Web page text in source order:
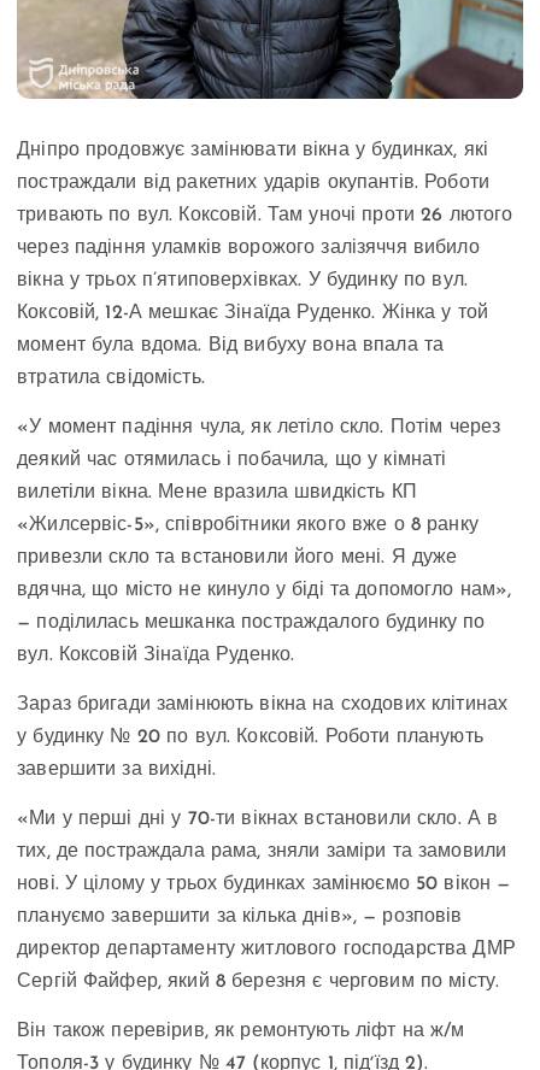
Дніпро продовжує замінювати вікна у будинках, які
постраждали від ракетних ударів окупантів. Роботи
тривають по вул. Коксовій. Там уночі проти 26 лютого
через падіння уламків ворожого залізяччя вибило
вікна у трьох п’ятиповерхівках. У будинку по вул.
Коксовій, 12-А мешкає Зінаїда Руденко. Жінка у той
момент була вдома. Від вибуху вона впала та
втратила свідомість.
«У момент падіння чула, як летіло скло. Потім через
деякий час отямилась і побачила, що у кімнаті
вилетіли вікна. Мене вразила швидкість КП
«Жилсервіс-5», співробітники якого вже о 8 ранку
привезли скло та встановили його мені. Я дуже
вдячна, що місто не кинуло у біді та допомогло нам»,
— поділилась мешканка постраждалого будинку по
вул. Коксовій Зінаїда Руденко.
Зараз бригади замінюють вікна на сходових клітинах
у будинку № 20 по вул. Коксовій. Роботи планують
завершити за вихідні.
«Ми у перші дні у 70-ти вікнах встановили скло. А в
тих, де постраждала рама, зняли заміри та замовили
нові. У цілому у трьох будинках замінюємо 50 вікон —
плануємо завершити за кілька днів», — розповів
директор департаменту житлового господарства ДМР
Сергій Файфер, який 8 березня є черговим по місту.
Він також перевірив, як ремонтують ліфт на ж/м
Тополя-3 у будинку № 47 (корпус 1, підʼїзд 2).